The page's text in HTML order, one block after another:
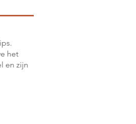
het
en zijn